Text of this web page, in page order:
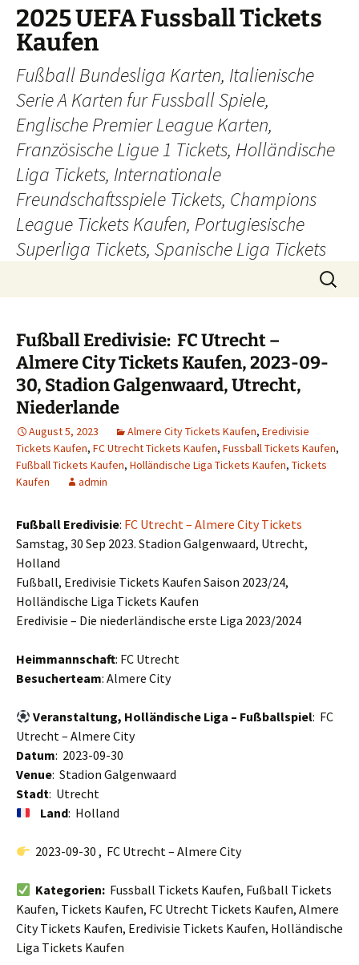
Skip
content
2025 UEFA Fussball Tickets
Kaufen
Fußball Bundesliga Karten, Italienische
Serie A Karten fur Fussball Spiele,
Englische Premier League Karten,
Französische Ligue 1 Tickets, Holländische
Liga Tickets, Internationale
Freundschaftsspiele Tickets, Champions
League Tickets Kaufen, Portugiesische
Superliga Tickets, Spanische Liga Tickets
Search
for:
Fußball Eredivisie: FC Utrecht –
Almere City Tickets Kaufen, 2023-09-
30, Stadion Galgenwaard, Utrecht,
Niederlande
August 5, 2023 Almere City Tickets Kaufen, Eredivisie
Tickets Kaufen, FC Utrecht Tickets Kaufen, Fussball Tickets Kaufen,
Fußball Tickets Kaufen, Holländische Liga Tickets Kaufen, Tickets
Kaufen
admin
Fußball Eredivisie: FC Utrecht – Almere City Tickets
Samstag, 30 Sep 2023. Stadion Galgenwaard, Utrecht,
Holland
Fußball, Eredivisie Tickets Kaufen Saison 2023/24,
Holländische Liga Tickets Kaufen
Eredivisie – Die niederländische erste Liga 2023/2024
Heimmannschaft: FC Utrecht
Besucherteam: Almere City
Veranstaltung, Holländische Liga – Fußballspiel: FC
Utrecht – Almere City
Datum: 2023-09-30
Venue: Stadion Galgenwaard
Stadt: Utrecht
Land: Holland
2023-09-30 , FC Utrecht – Almere City
Kategorien: Fussball Tickets Kaufen, Fußball Tickets
Kaufen, Tickets Kaufen, FC Utrecht Tickets Kaufen, Almere
City Tickets Kaufen, Eredivisie Tickets Kaufen, Holländische
Liga Tickets Kaufen